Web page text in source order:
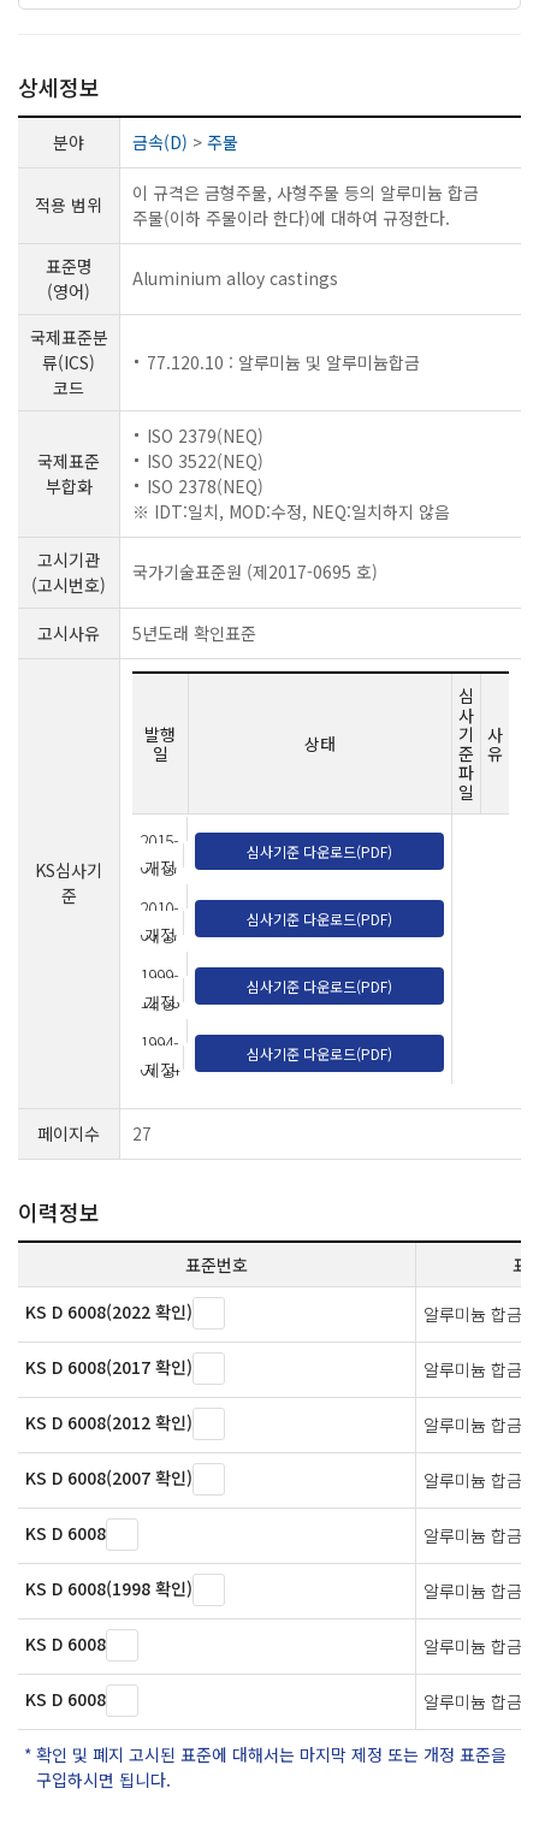
상세정보
분야 금속(D) > 주물
적용 범위
이 규격은 금형주물, 사형주물 등의 알루미늄 합금
주물(이하 주물이라 한다)에 대하여 규정한다.
표준명
(영어)
Aluminium alloy castings
국제표준분
류(ICS)
코드
77.120.10 : 알루미늄 및 알루미늄합금
국제표준
부합화
ISO 2379(NEQ)
ISO 3522(NEQ)
ISO 2378(NEQ)
※ IDT:일치, MOD:수정, NEQ:일치하지 않음
고시기관
(고시번호)
국가기술표준원 (제2017-0695 호)
고시사유 5년도래 확인표준
KS심사기
준
발행
일
상태
심
사
기
준
파
일
사
유
2015-
07-07
개정
심사기준 다운로드(PDF)
2010-
06-17
개정
심사기준 다운로드(PDF)
1999-
12-08
개정
심사기준 다운로드(PDF)
1994-
07-14
제정
심사기준 다운로드(PDF)
페이지수 27
이력정보
표준번호
표
KS D 6008(2022 확인)
알루미늄 합금
KS D 6008(2017 확인) 알루미늄 합금
KS D 6008(2012 확인) 알루미늄 합금
KS D 6008(2007 확인) 알루미늄 합금
KS D 6008 알루미늄 합금
KS D 6008(1998 확인) 알루미늄 합금
KS D 6008 알루미늄 합금
KS D 6008 알루미늄 합금
확인 및 폐지 고시된 표준에 대해서는 마지막 제정 또는 개정 표준을
구입하시면 됩니다.